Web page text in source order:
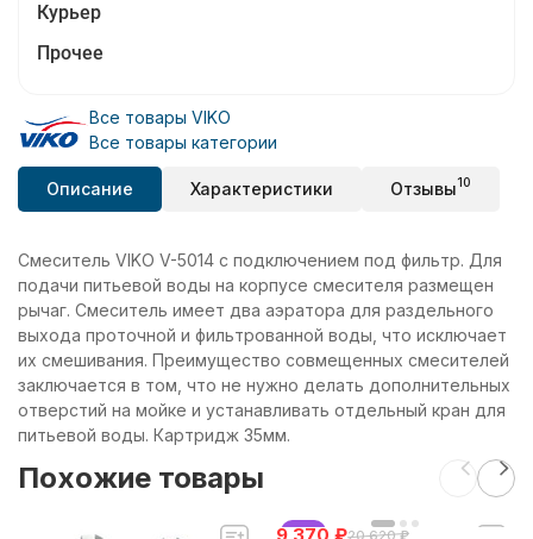
Курьер
Прочее
Все товары VIKO
Все товары категории
Описание Характеристики Отзывы10
Смеситель VIKO V-5014 с подключением под фильтр. Для
подачи питьевой воды на корпусе смесителя размещен
рычаг. Смеситель имеет два аэратора для раздельного
выхода проточной и фильтрованной воды, что исключает
их смешивания. Преимущество совмещенных смесителей
заключается в том, что не нужно делать дополнительных
отверстий на мойке и устанавливать отдельный кран для
питьевой воды. Картридж 35мм.
Похожие товары
хит 20 620 ₽